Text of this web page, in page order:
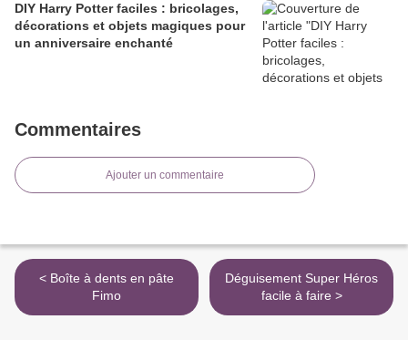
DIY Harry Potter faciles : bricolages,
décorations et objets magiques pour
un anniversaire enchanté
Commentaires
Ajouter un commentaire
< Boîte à dents en pâte
Fimo
Déguisement Super Héros
facile à faire >